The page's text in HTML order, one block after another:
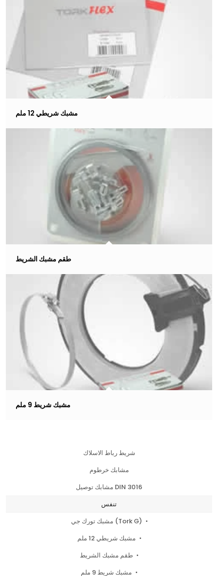
شريط رباط الاسلاك
مشابك خرطوم
مشابك توصيل DIN 3016
تنفس
مشبك تورك جي (Tork G)
مشبك شريطي 12 ملم
طقم مشبك الشريط
مشبك شريط 9 ملم